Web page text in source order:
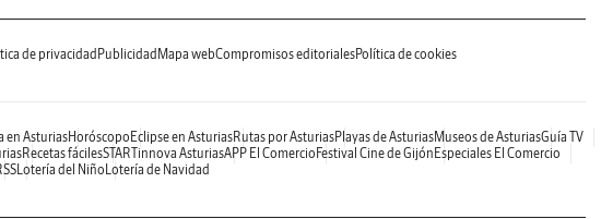
de privacidad Publicidad Mapa webCompromisos editorialesPolítica de cookies
en AsturiasHoróscopo Eclipse en AsturiasRutas por AsturiasPlayas de AsturiasMuseos de AsturiasGuía TV
Recetas fácilesSTARTinnova AsturiasAPP El Comercio Festival Cine de Gijón Especiales El Comercio
Lotería del Niño Lotería de Navidad